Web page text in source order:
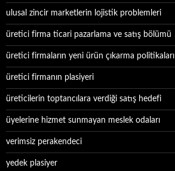
ulusal zincir marketlerin lojistik problemleri
üretici firma ticari pazarlama ve satış bölümü
üretici firmaların yeni ürün çıkarma politikaları
üretici firmanın plasiyeri
üreticilerin toptancılara verdiği satış hedefi
üyelerine hizmet sunmayan meslek odaları
verimsiz perakendeci
yedek plasiyer